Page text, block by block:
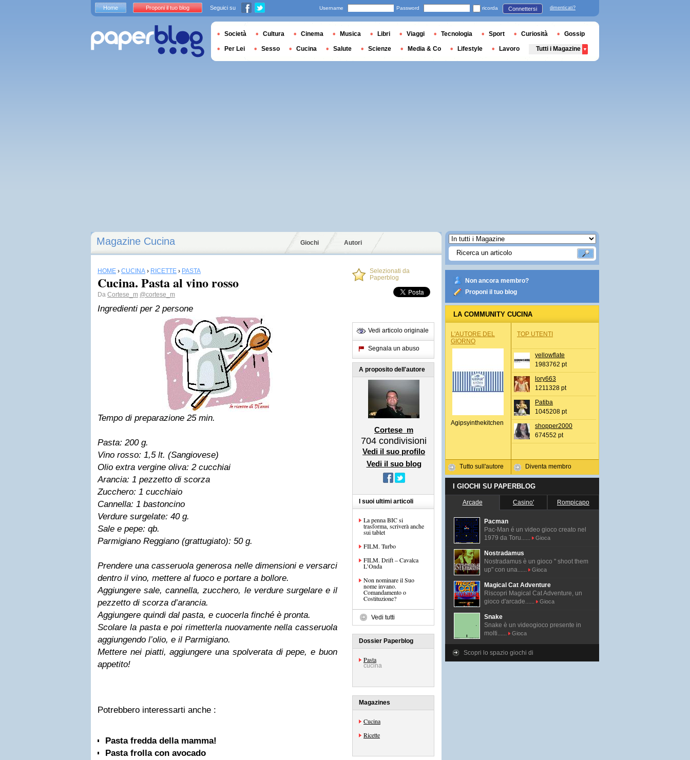
Magazine Cucina Giochi Autori
HOME › CUCINA › RICETTE › PASTA
Cucina. Pasta al vino rosso
Da Cortese_m @cortese_m
Ingredienti per 2 persone
Tempo di preparazione 25 min.
Pasta: 200 g.
Vino rosso: 1,5 lt. (Sangiovese)
Olio extra vergine oliva: 2 cucchiai
Arancia: 1 pezzetto di scorza
Zucchero: 1 cucchiaio
Cannella: 1 bastoncino
Verdure surgelate: 40 g.
Sale e pepe: qb.
Parmigiano Reggiano (grattugiato): 50 g.
Prendere una casseruola generosa nelle dimensioni e versarci
dentro il vino, mettere al fuoco e portare a bollore.
Aggiungere sale, cannella, zucchero, le verdure surgelare e il
pezzetto di scorza d’arancia.
Aggiungere quindi dal pasta, e cuocerla finché è pronta.
Scolare la pasta e poi rimetterla nuovamente nella casseruola
aggiungendo l’olio, e il Parmigiano.
Mettere nei piatti, aggiungere una spolverata di pepe, e buon
appetito!
Potrebbero interessarti anche :
Pasta fredda della mamma!
Pasta frolla con avocado
Selezionati da
Paperblog
Vedi articolo originale
Segnala un abuso
A proposito dell'autore
Cortese_m
704 condivisioni
Vedi il suo profilo
Vedi il suo blog
I suoi ultimi articoli
La penna BIC si
trasforma, scriverà anche
sui tablet
FILM. Turbo
FILM. Drift – Cavalca
L’Onda
Non nominare il Suo
nome invano.
Comandamento o
Costituzione?
Vedi tutti
Dossier Paperblog
Pasta
cucina
Magazines
Cucina
Ricette
Non ancora membro?
Proponi il tuo blog
LA COMMUNITY CUCINA
L'AUTORE DEL
GIORNO
Agipsyinthekitchen
Tutto sull'autore
TOP UTENTI
yellowflate
1983762 pt
lory663
1211328 pt
Patiba
1045208 pt
shopper2000
674552 pt
Diventa membro
I GIOCHI SU PAPERBLOG
Arcade Casino' Rompicapo
Pacman
Pac-Man é un video gioco creato nel
1979 da Toru......
Gioca
Nostradamus
Nostradamus è un gioco " shoot them
up" con una......
Gioca
Magical Cat Adventure
Riscopri Magical Cat Adventure, un
gioco d'arcade......
Gioca
Snake
Snake è un videogioco presente in
molti......
Gioca
Scopri lo spazio giochi di
Home Proponi il tuo blog Seguici su Username Password ricorda Connettersi dimenticati?
Società Cultura Cinema Musica Libri Viaggi Tecnologia Sport Curiosità Gossip
Per Lei Sesso Cucina Salute Scienze Media & Co Lifestyle Lavoro Tutti i Magazine